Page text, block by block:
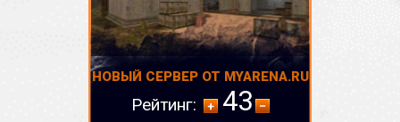
НОВЫЙ СЕРВЕР ОТ MYARENA.RU
Рейтинг: 43